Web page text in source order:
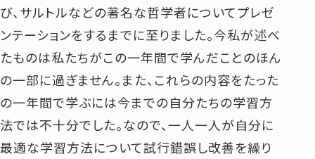
び、サルトルなどの著名な哲学者についてプレゼ
ンテーションをするまでに至りました。今私が述べ
たものは私たちがこの一年間で学んだことのほん
の一部に過ぎません。また、これらの内容をたった
の一年間で学ぶには今までの自分たちの学習方
法では不十分でした。なので、一人一人が自分に
最適な学習方法について試行錯誤し改善を繰り